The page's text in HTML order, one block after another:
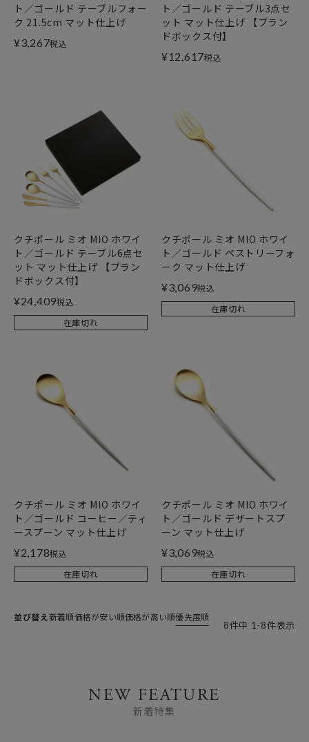
ト／ゴールド テーブルフォー
ク 21.5cm マット仕上げ
¥3,267税込
ト／ゴールド テーブル3点セ
ット マット仕上げ 【ブラン
ドボックス付】
¥12,617税込
クチポール ミオ MIO ホワイ
ト／ゴールド テーブル6点セ
ット マット仕上げ 【ブラン
ドボックス付】
¥24,409税込
在庫切れ
クチポール ミオ MIO ホワイ
ト／ゴールド ペストリーフォ
ーク マット仕上げ
¥3,069税込
在庫切れ
クチポール ミオ MIO ホワイ
ト／ゴールド コーヒー／ティ
ースプーン マット仕上げ
¥2,178税込
在庫切れ
クチポール ミオ MIO ホワイ
ト／ゴールド デザートスプ
ーン マット仕上げ
¥3,069税込
在庫切れ
並び替え 新着順価格が安い順価格が高い順優先度順
8件中 1 -8件表示
NEW FEATURE
新着特集